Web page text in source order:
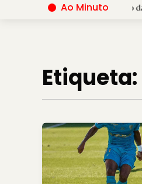
Ao Minuto
inovação do mundo da moda
Etiqueta: